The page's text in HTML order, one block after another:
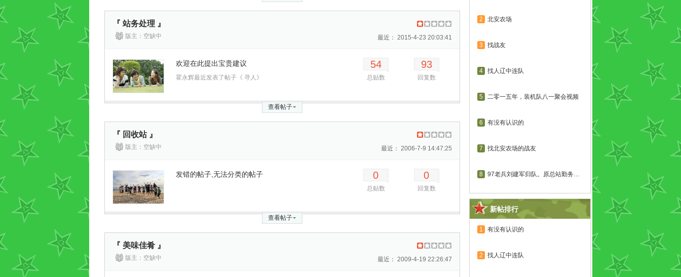
『 站务处理 』
版主：空缺中 最近： 2015-4-23 20:03:41
欢迎在此提出宝贵建议
霍永辉最近发表了帖子《 寻人》
54
总贴数
93
回复数
查看帖子
『 回收站 』
版主：空缺中 最近： 2006-7-9 14:47:25
发错的帖子,无法分类的帖子 0
总贴数
0
回复数
查看帖子
『 美味佳肴 』
版主：空缺中 最近： 2009-4-19 22:26:47
2 北安农场
3 找战友
4 找人辽中连队
5 二零一五年，装机队八一聚会视频
6 有没有认识的
7 找北安农场的战友
8 97老兵刘建军归队。原总站勤务连...
新帖排行
1 有没有认识的
2 找人辽中连队